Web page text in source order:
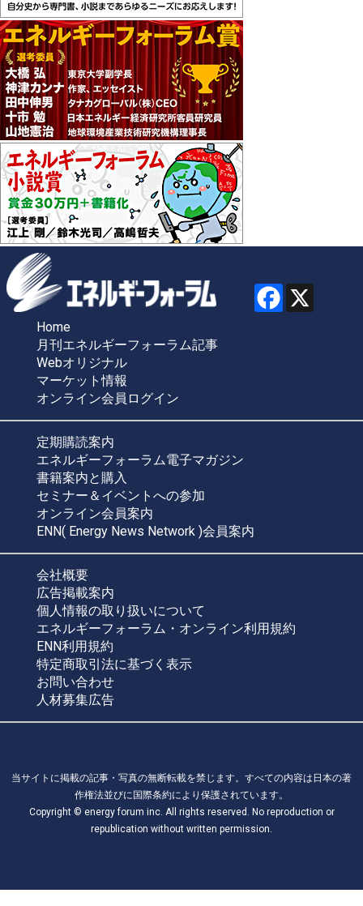
Home
月刊エネルギーフォーラム記事
Webオリジナル
マーケット情報
オンライン会員ログイン
定期購読案内
エネルギーフォーラム電子マガジン
書籍案内と購入
セミナー＆イベントへの参加
オンライン会員案内
ENN( Energy News Network )会員案内
会社概要
広告掲載案内
個人情報の取り扱いについて
エネルギーフォーラム・オンライン利用規約
ENN利用規約
特定商取引法に基づく表示
お問い合わせ
人材募集広告
当サイトに掲載の記事・写真の無断転載を禁じます。すべての内容は日本の著
作権法並びに国際条約により保護されています。
Copyright © energy forum inc. All rights reserved. No reproduction or
republication without written permission.